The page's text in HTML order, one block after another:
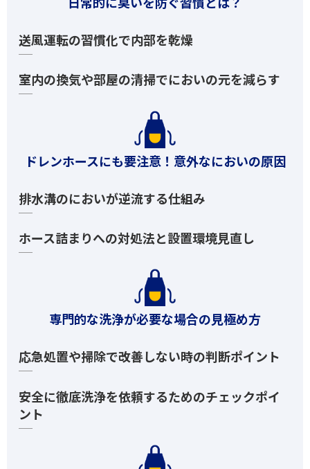
送風運転の習慣化で内部を乾燥
室内の換気や部屋の清掃でにおいの元を減らす
ドレンホースにも要注意！意外なにおいの原因
排水溝のにおいが逆流する仕組み
ホース詰まりへの対処法と設置環境見直し
専門的な洗浄が必要な場合の見極め方
応急処置や掃除で改善しない時の判断ポイント
安全に徹底洗浄を依頼するためのチェックポイ
ント